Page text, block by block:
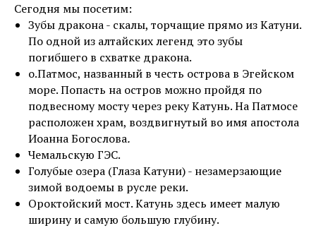
Сегодня мы посетим:
Зубы дракона - скалы, торчащие прямо из Катуни.
По одной из алтайских легенд это зубы
погибшего в схватке дракона.
о.Патмос, названный в честь острова в Эгейском
море. Попасть на остров можно пройдя по
подвесному мосту через реку Катунь. На Патмосе
расположен храм, воздвигнутый во имя апостола
Иоанна Богослова.
Чемальскую ГЭС.
Голубые озера (Глаза Катуни) - незамерзающие
зимой водоемы в русле реки.
Ороктойский мост. Катунь здесь имеет малую
ширину и самую большую глубину.